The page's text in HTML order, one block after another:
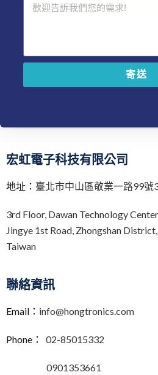
寄送
e
n
t
:
宏虹電子科技有限公司
地址： 臺北市中山區敬業一路99號
3rd Floor, Dawan Technology
Jingye 1st Road, Zhongshan
Taiwan
聯絡資訊
Email： info@hongtronics.com
Phone： 02-85015332
0901353661